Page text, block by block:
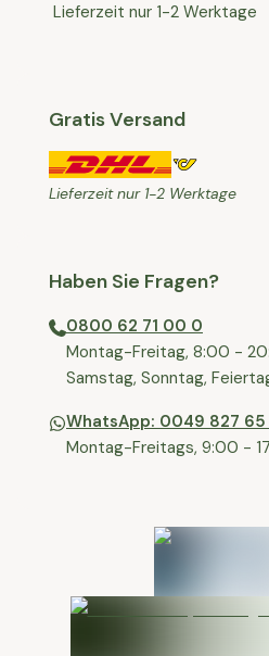
Lieferzeit nur 1-2 Werktage
Gratis Versand
Lieferzeit nur 1-2 Werktage
Haben Sie Fragen?
0800 62 71 00 0
⁠⁠Montag-Freitag, 8:00 -
⁠Samstag, Sonntag,
WhatsApp: 0049 827 65
Montag-Freitags, 9:00 -